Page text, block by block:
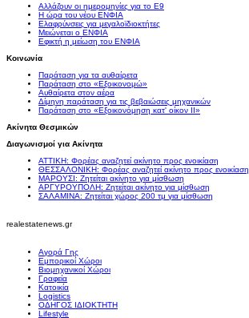
Αλλάζουν οι ημερομηνίες για το Ε9
Η ώρα του νέου ΕΝΦΙΑ
Ελαφρύνσεις για μεγαλοϊδιοκτήτες
Μειώνεται ο ΕΝΦΙΑ
Εφικτή η μείωση του ΕΝΦΙΑ
Κοινωνία
Παράταση για τα αυθαίρετα
Παράταση στο «Εξοικονομώ»
Αυθαίρετα στον αέρα
Δίμηνη παράταση για τις βεβαιώσεις μηχανικών
Παράταση στο «Εξοικονόμηση κατ' οίκον II»
Ακίνητα Θεσμικών
Διαγωνισμοί για Ακίνητα
ΑΤΤΙΚΗ: Φορέας αναζητεί ακίνητο προς ενοικίαση
ΘΕΣΣΑΛΟΝΙΚΗ: Φορέας αναζητεί ακίνητο προς ενοικίαση
ΜΑΡΟΥΣΙ: Ζητείται ακίνητο για μίσθωση
ΑΡΓΥΡΟΥΠΟΛΗ: Ζητείται ακίνητο για μίσθωση
ΣΑΛΑΜΙΝΑ: Ζητείται χώρος 200 τμ για μίσθωση
realestatenews.gr
Αγορά Γης
Εμπορικοί Χώροι
Βιομηχανικοί Χώροι
Γραφεία
Κατοικία
Logistics
ΟΔΗΓΟΣ ΙΔΙΟΚΤΗΤΗ
Lifestyle